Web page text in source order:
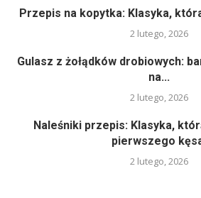
Przepis na kopytka: Klasyka,
2 lutego, 2026
Gulasz z żołądków drobiowych:
na...
2 lutego, 2026
Naleśniki przepis: Klasyka,
pierwszego
2 lutego, 2026